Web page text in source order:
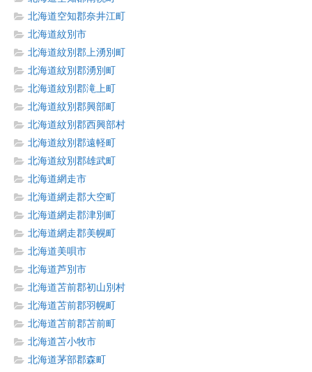
北海道空知郡奈井江町
北海道紋別市
北海道紋別郡上湧別町
北海道紋別郡湧別町
北海道紋別郡滝上町
北海道紋別郡興部町
北海道紋別郡西興部村
北海道紋別郡遠軽町
北海道紋別郡雄武町
北海道網走市
北海道網走郡大空町
北海道網走郡津別町
北海道網走郡美幌町
北海道美唄市
北海道芦別市
北海道苫前郡初山別村
北海道苫前郡羽幌町
北海道苫前郡苫前町
北海道苫小牧市
北海道茅部郡森町